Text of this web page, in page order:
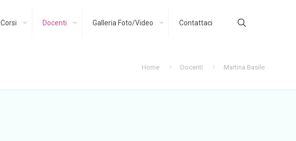
Corsi Docenti Galleria Foto/Video Contattaci
Home Docenti Martina Basile